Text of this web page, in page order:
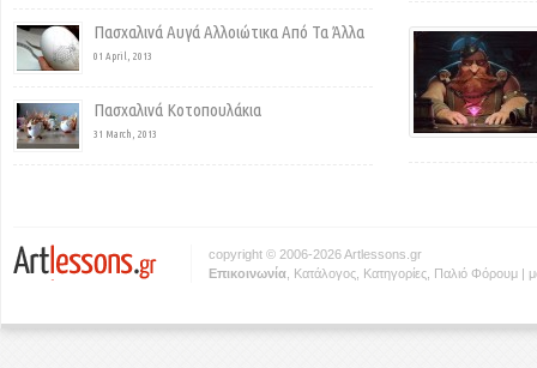
Πασχαλινά Αυγά Αλλοιώτικα Από Τα Άλλα
01 April, 2013
Πασχαλινά Κοτοπουλάκια
31 March, 2013
copyright © 2006-2026 Artlessons.gr
Eπικοινωνία Κατάλογος Κατηγορίες Παλιό Φόρουμ |